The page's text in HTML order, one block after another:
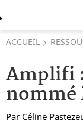
ACCUEIL
Amplifi
nommé
Par Céline